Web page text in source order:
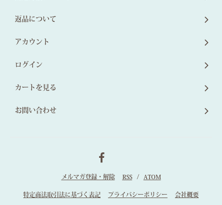
返品について
アカウント
ログイン
カートを見る
お問い合わせ
メルマガ登録・解除 RSS / ATOM
特定商法取引法に基づく表記 プライバシーポリシー 会社概要